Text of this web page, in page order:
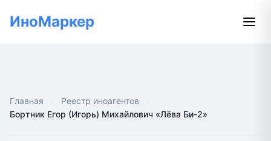
ИноМаркер
Главная
Реестр иноагентов
Бортник Егор (Игорь) Михайлович «Лёва Би-2»